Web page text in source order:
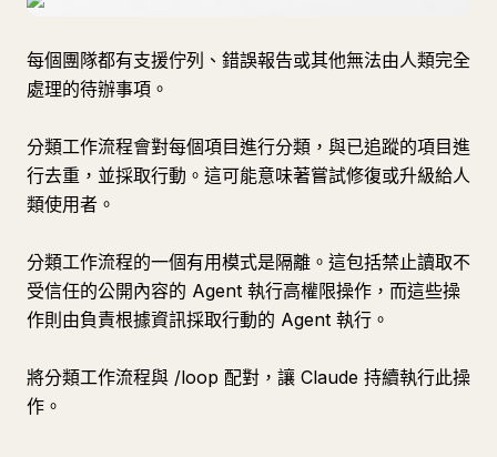
每個團隊都有支援佇列、錯誤報告或其他無法由人類完全
處理的待辦事項。
分類工作流程會對每個項目進行分類，與已追蹤的項目進
行去重，並採取行動。這可能意味著嘗試修復或升級給人
類使用者。
分類工作流程的一個有用模式是隔離。這包括禁止讀取不
受信任的公開內容的 Agent 執行高權限操作，而這些操
作則由負責根據資訊採取行動的 Agent 執行。
將分類工作流程與 /loop 配對，讓 Claude 持續執行此操
作。